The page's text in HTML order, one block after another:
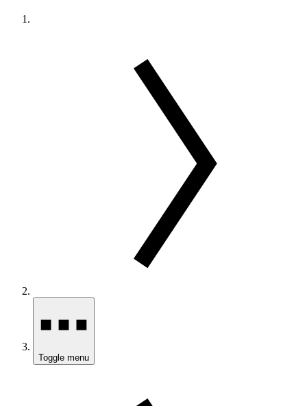
Toggle menu